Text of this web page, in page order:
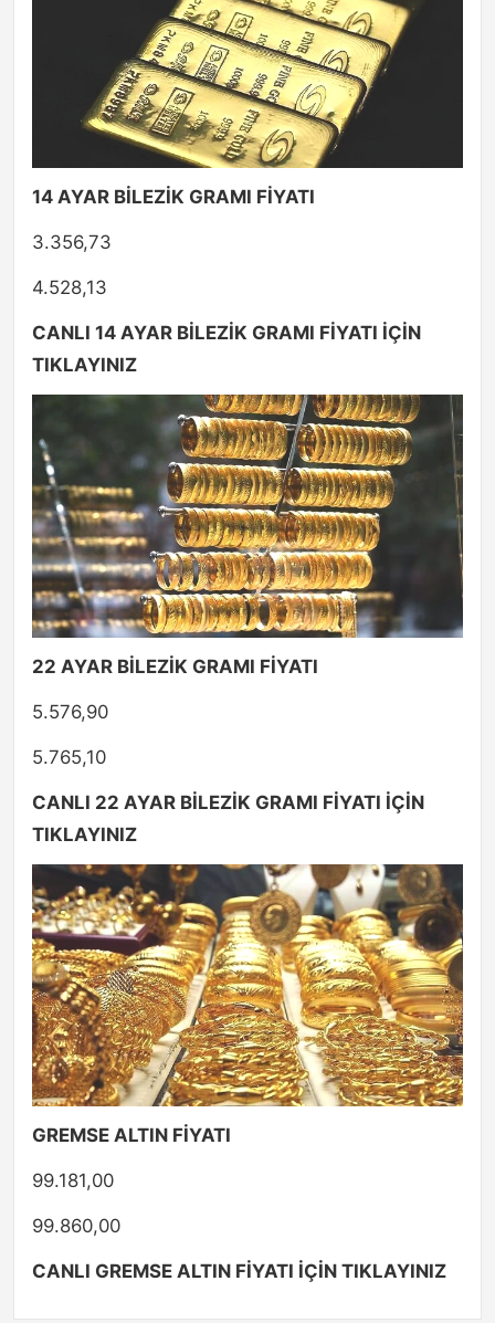
14 AYAR BİLEZİK GRAMI FİYATI
3.356,73
4.528,13
CANLI 14 AYAR BİLEZİK GRAMI FİYATI İÇİN
TIKLAYINIZ
22 AYAR BİLEZİK GRAMI FİYATI
5.576,90
5.765,10
CANLI 22 AYAR BİLEZİK GRAMI FİYATI İÇİN
TIKLAYINIZ
GREMSE ALTIN FİYATI
99.181,00
99.860,00
CANLI GREMSE ALTIN FİYATI İÇİN TIKLAYINIZ